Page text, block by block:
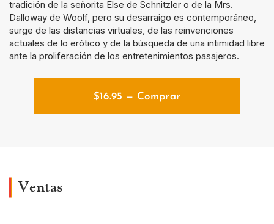
tradición de la señorita Else de Schnitzler o de la Mrs.
Dalloway de Woolf, pero su desarraigo es contemporáneo,
surge de las distancias virtuales, de las reinvenciones
actuales de lo erótico y de la búsqueda de una intimidad libre
ante la proliferación de los entretenimientos pasajeros.
$16.95 — Comprar
Ventas